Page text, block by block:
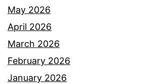
May 2026
April 2026
March 2026
February 2026
January 2026